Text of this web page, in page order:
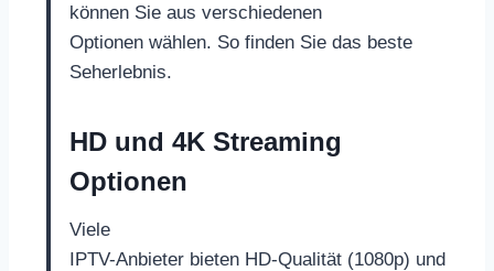
können Sie aus verschiedenen
Optionen wählen. So finden Sie das beste
Seherlebnis.
HD und 4K Streaming
Optionen
Viele
IPTV-Anbieter bieten HD-Qualität (1080p) und